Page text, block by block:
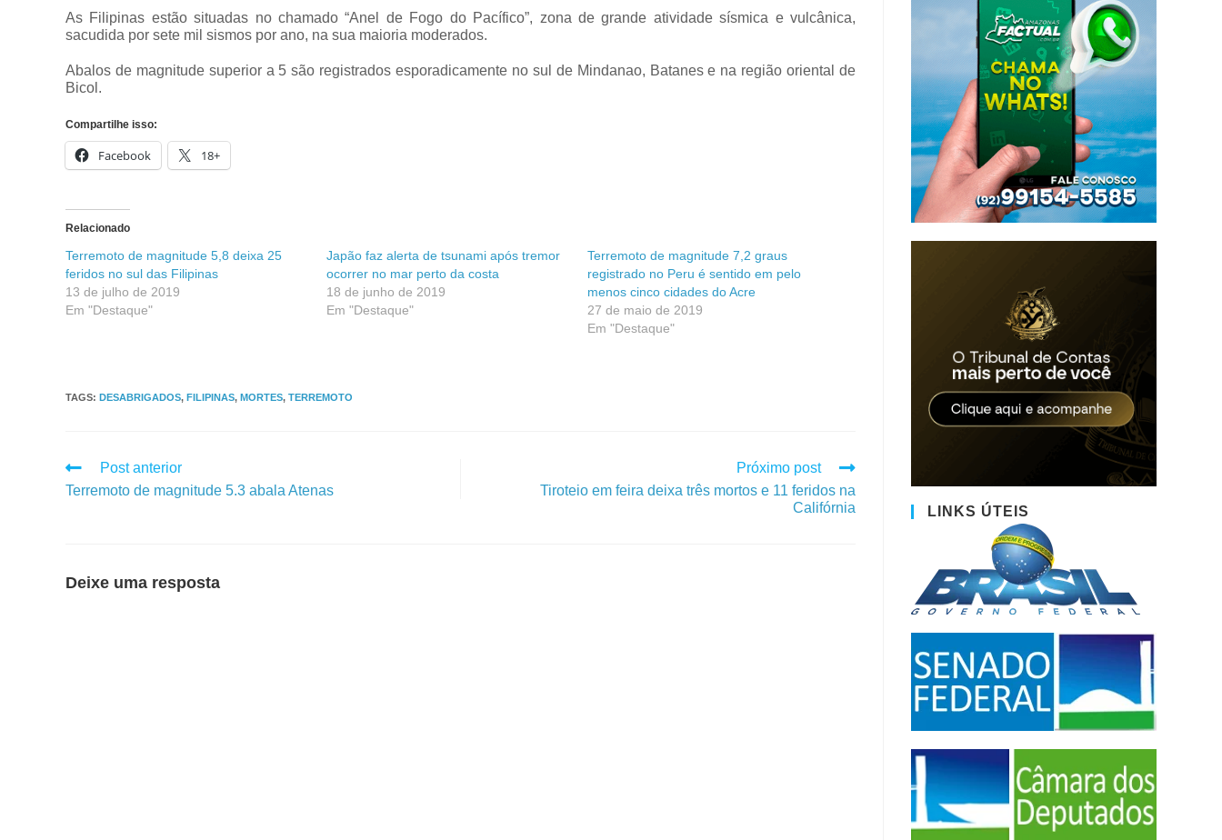
As Filipinas estão situadas no chamado “Anel de Fogo do Pacífico”, zona de grande atividade sísmica e vulcânica,
sacudida por sete mil sismos por ano, na sua maioria moderados.
Abalos de magnitude superior a 5 são registrados esporadicamente no sul de Mindanao, Batanes e na região oriental de
Bicol.
Compartilhe isso:
Facebook 18+
Relacionado
Terremoto de magnitude 5,8 deixa 25
feridos no sul das Filipinas
13 de julho de 2019
Em "Destaque"
Japão faz alerta de tsunami após tremor
ocorrer no mar perto da costa
18 de junho de 2019
Em "Destaque"
Terremoto de magnitude 7,2 graus
registrado no Peru é sentido em pelo
menos cinco cidades do Acre
27 de maio de 2019
Em "Destaque"
TAGS: DESABRIGADOS, FILIPINAS, MORTES, TERREMOTO
Post anterior
Terremoto de magnitude 5.3 abala Atenas
Próximo post
Tiroteio em feira deixa três mortos e 11 feridos na
Califórnia
Deixe uma resposta
LINKS ÚTEIS